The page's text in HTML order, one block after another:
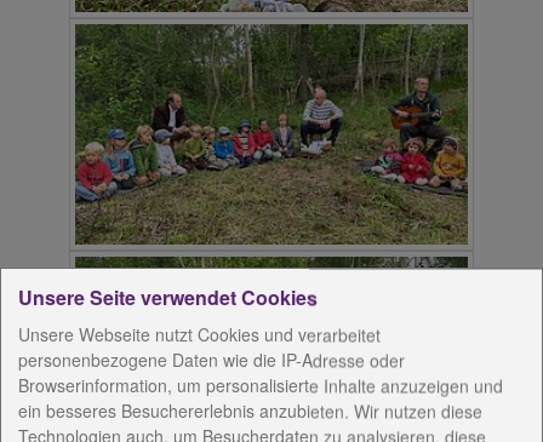
Unsere Seite verwendet Cookies
Unsere Webseite nutzt Cookies und verarbeitet
personenbezogene Daten wie die IP-Adresse oder
Browserinformation, um personalisierte Inhalte anzuzeigen und
ein besseres Besuchererlebnis anzubieten. Wir nutzen diese
Technologien auch, um Besucherdaten zu analysieren, diese